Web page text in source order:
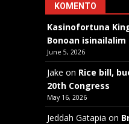
KOMENTO
Kasinofortuna
Bonoan
June 5, 2026
Jake on Rice bill,
20th Congress
May 16, 2026
Jeddah Gatapia on